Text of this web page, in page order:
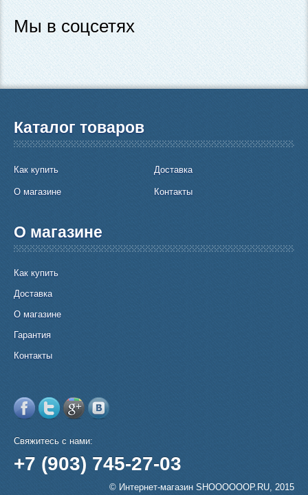
Мы в соцсетях
Каталог товаров
Как купить Доставка
О магазине Контакты
О магазине
Как купить
Доставка
О магазине
Гарантия
Контакты
Свяжитесь с нами:
+7 (903) 745-27-03
© Интернет-магазин SHOOOOOOP.RU, 2015